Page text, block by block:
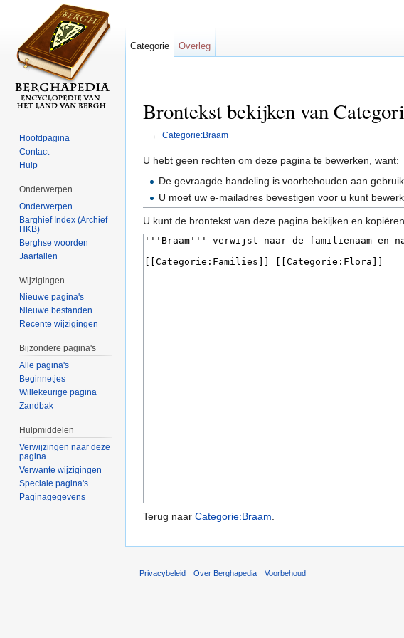
Brontekst bekijken van
← Categorie:Braam
U hebt geen rechten om deze pagina te bewerken, want:
De gevraagde handeling is voorbehouden aan
U moet uw e-mailadres bevestigen voor u kunt
U kunt de brontekst van deze pagina bekijken en kopiëren.
Terug naar Categorie:Braam.
Categorie Overleg
Hoofdpagina
Contact
Hulp
Onderwerpen
Onderwerpen
Barghief Index (Archief
HKB)
Berghse woorden
Jaartallen
Wijzigingen
Nieuwe pagina's
Nieuwe bestanden
Recente wijzigingen
Bijzondere pagina's
Alle pagina's
Beginnetjes
Willekeurige pagina
Zandbak
Hulpmiddelen
Verwijzingen naar deze
pagina
Verwante wijzigingen
Speciale pagina's
Paginagegevens
Privacybeleid Over Berghapedia Voorbehoud